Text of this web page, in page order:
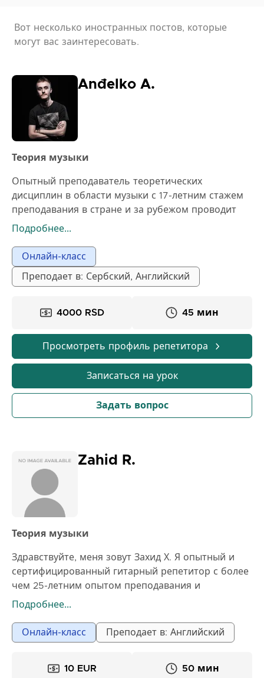
Вот несколько иностранных постов, которые
могут вас заинтересовать.
Anđelko A.
Теория музыки
Опытный преподаватель теоретических
дисциплин в области музыки с 17-летним стажем
преподавания в стране и за рубежом проводит
онлайн-занятия для учащихся начальных, средних
мультиинструменталист, который делится своим
большим опытом и знаниями, полученными на
факультете музыкального искусства, с другими.
теорию быстро и легко с помощью специальной
музыкальное путешествие.
Подробнее...
Онлайн-класс
Преподает в: Сербский, Английский
4000 RSD 45 мин
Просмотреть профиль репетитора
Записаться на урок
Задать вопрос
Zahid R.
Теория музыки
Здравствуйте, меня зовут Захид Х. Я опытный и
сертифицированный гитарный репетитор с более
чем 25-летним опытом преподавания и
педагогическим сертификатом. За это время я
сочинял произведения и транскрибировал музыку
для различных жанров. У меня 25 лет
Alliance Francais. Я начал преподавать там в 2019
Подробнее...
Онлайн-класс Преподает в: Английский
10 EUR 50 мин